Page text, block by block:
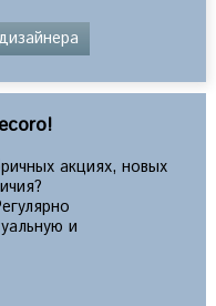
акциях, новых
и